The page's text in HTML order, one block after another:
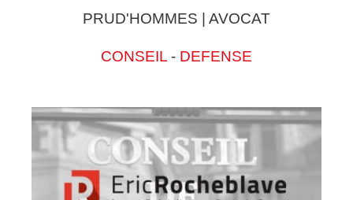
PRUD'HOMMES | AVOCAT
CONSEIL - DEFENSE